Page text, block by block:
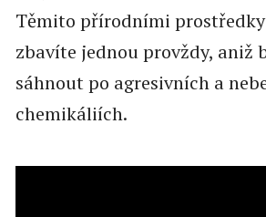
Těmito přírodními prostředky
zbavíte jednou provždy, aniž
sáhnout po agresivních a
chemikáliích.